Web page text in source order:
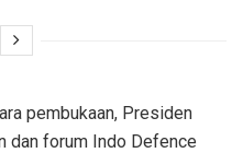
pembukaan, Presiden
dan forum Indo Defence